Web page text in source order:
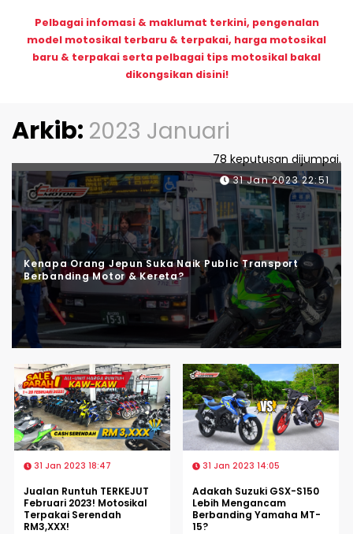
Pelbagai infomasi & maklumat terkini, pengenalan
model motosikal terbaru & terpakai, harga motosikal
baru & terpakai serta pelbagai tips motosikal bakal
dikongsikan disini!
Arkib: 2023 Januari
78 keputusan dijumpai.
31 Jan 2023 22:51
Kenapa Orang Jepun Suka Naik Public Transport
Berbanding Motor & Kereta?
31 Jan 2023 18:47
Jualan Runtuh TERKEJUT
Februari 2023! Motosikal
Terpakai Serendah
RM3,XXX!
31 Jan 2023 14:05
Adakah Suzuki GSX-S150
Lebih Mengancam
Berbanding Yamaha MT-
15?